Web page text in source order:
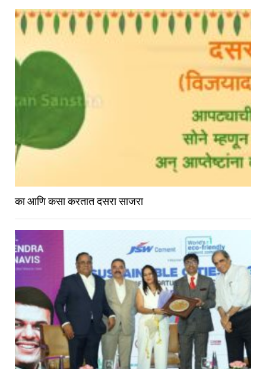
का आणि कसा करतात दसरा साजरा